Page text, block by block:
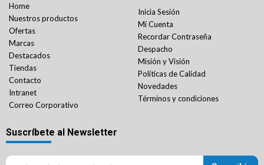
Home
Nuestros productos
Ofertas
Marcas
Destacados
Tiendas
Contacto
Intranet
Correo Corporativo
Inicia Sesión
Mi Cuenta
Recordar Contraseña
Despacho
Misión y Visión
Políticas de Calidad
Novedades
Términos y condiciones
Suscríbete al Newsletter